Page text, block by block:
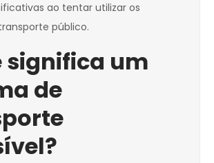
ao tentar utilizar os
público.
significa um
de